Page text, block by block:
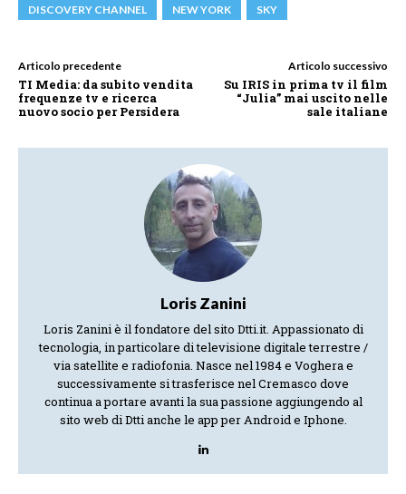
DISCOVERY CHANNEL NEW YORK SKY
Articolo precedente
TI Media: da subito vendita
frequenze tv e ricerca
nuovo socio per Persidera
Articolo successivo
Su IRIS in prima tv il film
“Julia” mai uscito nelle
sale italiane
Loris Zanini
Loris Zanini è il fondatore del sito Dtti.it. Appassionato di
tecnologia, in particolare di televisione digitale terrestre /
via satellite e radiofonia. Nasce nel 1984 e Voghera e
successivamente si trasferisce nel Cremasco dove
continua a portare avanti la sua passione aggiungendo al
sito web di Dtti anche le app per Android e Iphone.